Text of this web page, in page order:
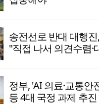
송전선로 반대 대행
"직접 나서 의견수렴·
정부, 'AI 의료·교통안
등 4대 국정 과제 추진